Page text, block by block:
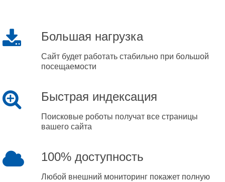
Большая нагрузка
Сайт будет работать стабильно при большой
посещаемости
Быстрая индексация
Поисковые роботы получат все страницы
вашего сайта
100% доступность
Любой внешний мониторинг покажет полную